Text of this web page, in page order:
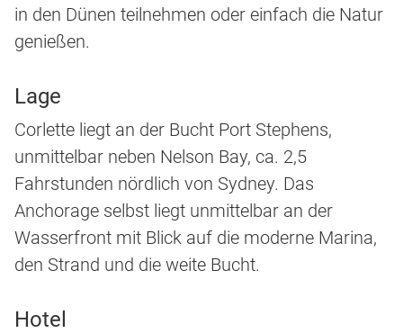
in den Dünen teilnehmen oder einfach die Natur
genießen.
Lage
Corlette liegt an der Bucht Port Stephens,
unmittelbar neben Nelson Bay, ca. 2,5
Fahrstunden nördlich von Sydney. Das
Anchorage selbst liegt unmittelbar an der
Wasserfront mit Blick auf die moderne Marina,
den Strand und die weite Bucht.
Hotel